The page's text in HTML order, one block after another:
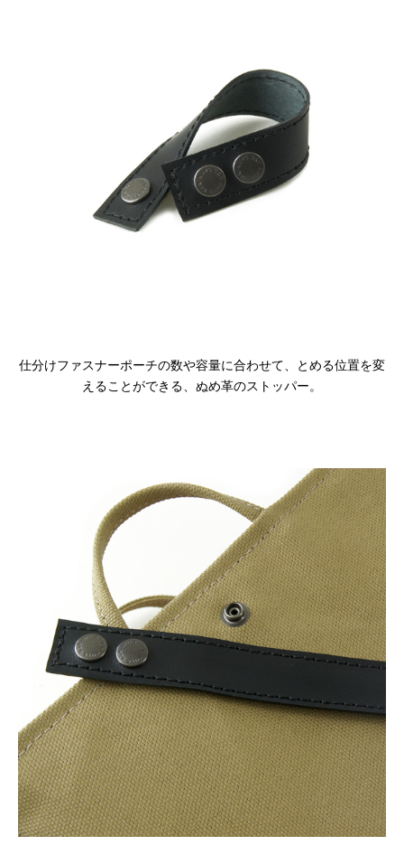
仕分けファスナーポーチの数や容量に合わせて、とめる位置を変
えることができる、ぬめ革のストッパー。